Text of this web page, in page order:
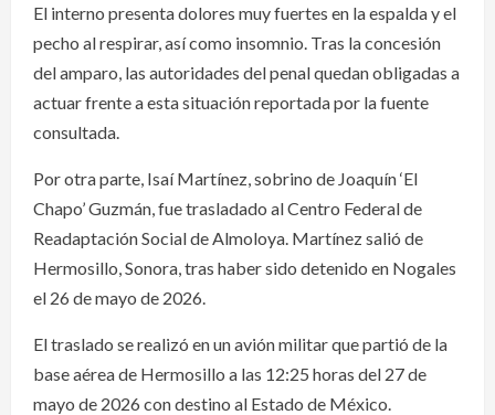
El interno presenta dolores muy fuertes en la espalda y el
pecho al respirar, así como insomnio. Tras la concesión
del amparo, las autoridades del penal quedan obligadas a
actuar frente a esta situación reportada por la fuente
consultada.
Por otra parte, Isaí Martínez, sobrino de Joaquín ‘El
Chapo’ Guzmán, fue trasladado al Centro Federal de
Readaptación Social de Almoloya. Martínez salió de
Hermosillo, Sonora, tras haber sido detenido en Nogales
el 26 de mayo de 2026.
El traslado se realizó en un avión militar que partió de la
base aérea de Hermosillo a las 12:25 horas del 27 de
mayo de 2026 con destino al Estado de México.